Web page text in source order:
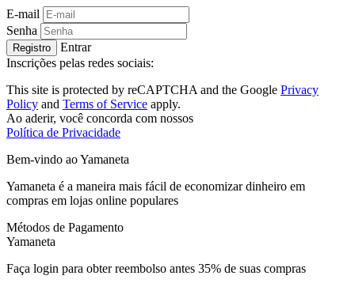
E-mail
Senha
Registro
Entrar
Inscrições pelas redes sociais:
This site is protected by reCAPTCHA and the Google Privacy
Policy and Terms of Service apply.
Ao aderir, você concorda com nossos
Política de Privacidade
Bem-vindo aoYamaneta
Yamaneta é a maneira mais fácil de economizar dinheiro em
compras em lojas online populares
Métodos de Pagamento
Yamaneta
Faça login para obter reembolso antes 35% de suas compras